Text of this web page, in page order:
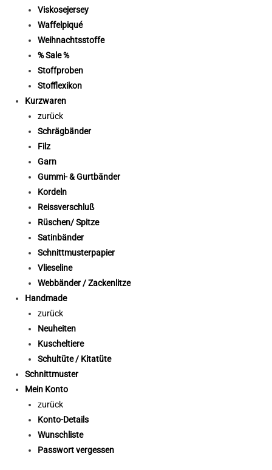
Viskosejersey
Waffelpiqué
Weihnachtsstoffe
% Sale %
Stoffproben
Stofflexikon
Kurzwaren
zurück
Schrägbänder
Filz
Garn
Gummi- & Gurtbänder
Kordeln
Reissverschluß
Rüschen/ Spitze
Satinbänder
Schnittmusterpapier
Vlieseline
Webbänder / Zackenlitze
Handmade
zurück
Neuheiten
Kuscheltiere
Schultüte / Kitatüte
Schnittmuster
Mein Konto
zurück
Konto-Details
Wunschliste
Passwort vergessen